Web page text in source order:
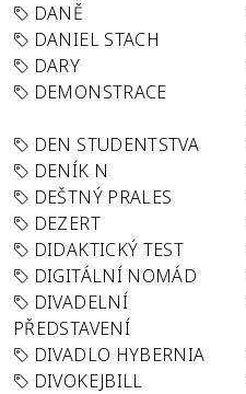
DANĚ
DANIEL STACH
DARY
DEMONSTRACE
DEN STUDENTSTVA
DENÍK N
DEŠTNÝ PRALES
DEZERT
DIDAKTICKÝ TEST
DIGITÁLNÍ NOMÁD
DIVADELNÍ
PŘEDSTAVENÍ
DIVADLO HYBERNIA
DIVOKEJBILL